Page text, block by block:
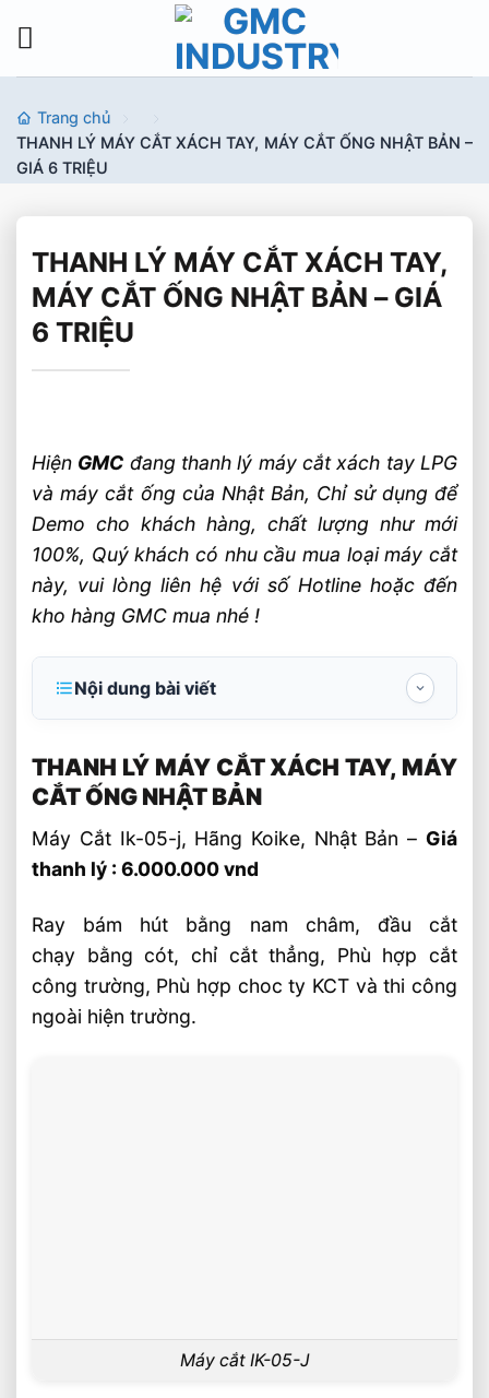
qua
nội
Trang chủ
THANH LÝ MÁY CẮT XÁCH TAY, MÁY CẮT ỐNG NHẬT BẢN –
GIÁ 6 TRIỆU
THANH LÝ MÁY CẮT XÁCH TAY,
MÁY CẮT ỐNG NHẬT BẢN – GIÁ
6 TRIỆU
Hiện GMC đang thanh lý máy cắt xách tay LPG
và máy cắt ống của Nhật Bản, Chỉ sử dụng để
Demo cho khách hàng, chất lượng như mới
100%, Quý khách có nhu cầu mua loại máy cắt
này, vui lòng liên hệ với số Hotline hoặc đến
kho hàng GMC mua nhé !
Nội dung bài viết
ỐNG NHẬT BẢN
MÁY CẮT IK-72T (JAPAN), THIẾU RAY
Máy Cắt Ống Picle-1-j , Koike ! Chỉ Cón
Thân Máy, Mỏ cắt mua riêng
THANH LÝ MÁY CẮT XÁCH TAY, MÁY
CẮT ỐNG NHẬT BẢN
Máy Cắt Ik-05-j, Hãng Koike, Nhật Bản – Giá
thanh lý : 6.000.000 vnd
Ray bám hút bằng nam châm, đầu cắt
chạy bằng cót, chỉ cắt thẳng, Phù hợp cắt
công trường, Phù hợp choc ty KCT và thi công
ngoài hiện trường.
Máy cắt IK-05-J